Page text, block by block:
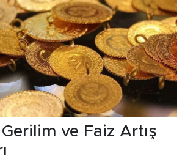
ve Faiz Artış